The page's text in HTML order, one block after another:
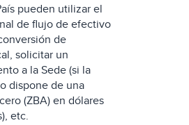
pueden utilizar el
de flujo de efectivo
de
solicitar un
a la Sede (si la
dispone de una
(ZBA) en dólares
etc.